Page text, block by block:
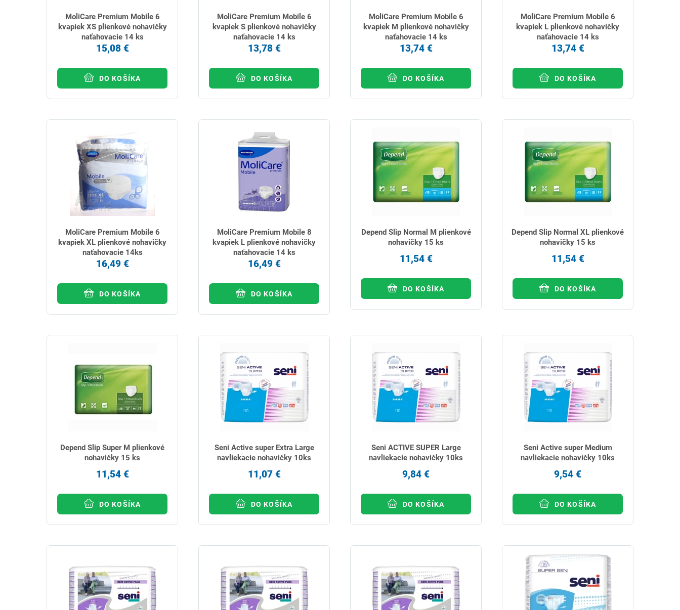
MoliCare Premium Mobile 6
kvapiek XS plienkové nohavičky
naťahovacie 14 ks
15,08 €
DO KOŠÍKA
MoliCare Premium Mobile 6
kvapiek S plienkové nohavičky
naťahovacie 14 ks
13,78 €
DO KOŠÍKA
MoliCare Premium Mobile 6
kvapiek M plienkové nohavičky
naťahovacie 14 ks
13,74 €
DO KOŠÍKA
MoliCare Premium Mobile 6
kvapiek L plienkové nohavičky
naťahovacie 14 ks
13,74 €
DO KOŠÍKA
MoliCare Premium Mobile 6
kvapiek XL plienkové nohavičky
naťahovacie 14ks
16,49 €
DO KOŠÍKA
MoliCare Premium Mobile 8
kvapiek L plienkové nohavičky
naťahovacie 14 ks
16,49 €
DO KOŠÍKA
Depend Slip Normal M plienkové
nohavičky 15 ks
11,54 €
DO KOŠÍKA
Depend Slip Normal XL plienkové
nohavičky 15 ks
11,54 €
DO KOŠÍKA
Depend Slip Super M plienkové
nohavičky 15 ks
11,54 €
DO KOŠÍKA
Seni Active super Extra Large
navliekacie nohavičky 10ks
11,07 €
DO KOŠÍKA
Seni ACTIVE SUPER Large
navliekacie nohavičky 10ks
9,84 €
DO KOŠÍKA
Seni Active super Medium
navliekacie nohavičky 10ks
9,54 €
DO KOŠÍKA